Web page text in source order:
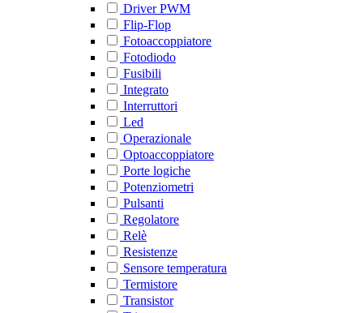
Driver PWM
Flip-Flop
Fotoaccoppiatore
Fotodiodo
Fusibili
Integrato
Interruttori
Led
Operazionale
Optoaccoppiatore
Porte logiche
Potenziometri
Pulsanti
Regolatore
Relè
Resistenze
Sensore temperatura
Termistore
Transistor